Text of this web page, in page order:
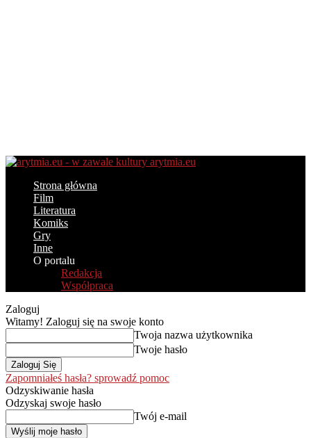
arytmia.eu
Strona główna
Film
Literatura
Komiks
Gry
Inne
O portalu
Redakcja
Współpraca
Zaloguj
Witamy! Zaloguj się na swoje konto
Twoja nazwa użytkownika
Twoje hasło
Zapomniałeś hasła? sprowadź pomoc
Odzyskiwanie hasła
Odzyskaj swoje hasło
Twój e-mail